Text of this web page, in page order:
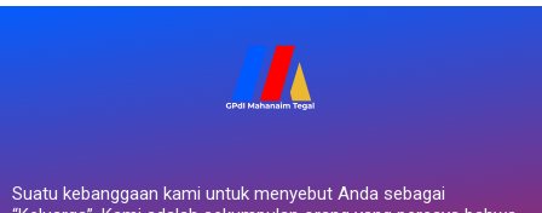
Suatu kebanggaan kami untuk menyebut Anda sebagai